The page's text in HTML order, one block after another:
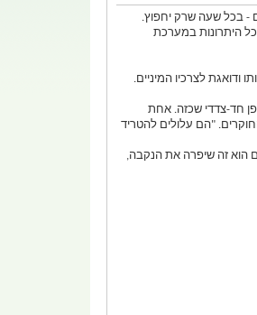
- בכל שעה שרק יחפוץ.
היתרונות במערכת
לצרכיו המיניים.
חד-צדדי שכזה. אחת
"הם עלולים להטריד
הוא זה שיפרה את הנקבה,